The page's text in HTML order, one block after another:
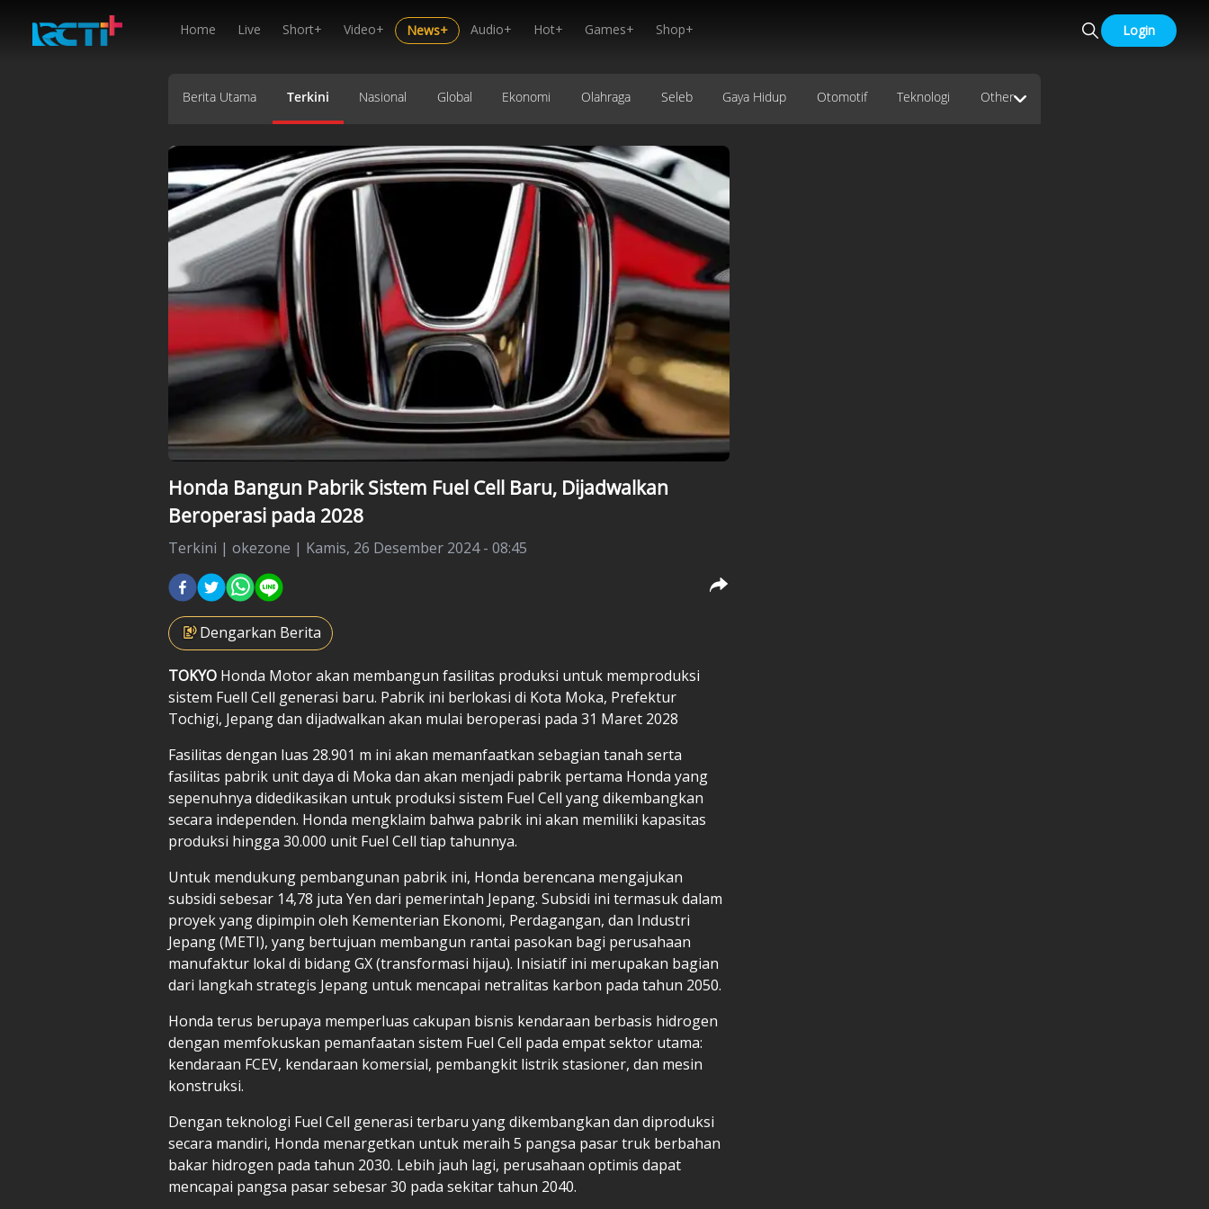
Home Live Short+ Video+ News+ Audio+ Hot+ Games+ Shop+ Login
Berita Utama Terkini Nasional Global Ekonomi Olahraga Seleb Gaya Hidup Otomotif Teknologi Other
Honda Bangun Pabrik Sistem Fuel Cell Baru, Dijadwalkan
Beroperasi pada 2028
Terkini | okezone | Kamis, 26 Desember 2024 - 08:45
Dengarkan Berita
TOKYO Honda Motorakan membangun fasilitas produksi untuk memproduksi
sistem Fuell Cell generasi baru. Pabrik ini berlokasi di Kota Moka, Prefektur
Tochigi, Jepang dan dijadwalkan akan mulai beroperasi pada 31 Maret 2028
Fasilitas dengan luas 28.901 m ini akan memanfaatkan sebagian tanah serta
fasilitas pabrik unit daya di Moka dan akan menjadi pabrik pertama Honda yang
sepenuhnya didedikasikan untuk produksi sistem Fuel Cell yang dikembangkan
secara independen. Honda mengklaim bahwa pabrik ini akan memiliki kapasitas
produksi hingga 30.000 unit Fuel Cell tiap tahunnya.
Untuk mendukung pembangunan pabrik ini, Honda berencana mengajukan
subsidi sebesar 14,78 juta Yen dari pemerintah Jepang. Subsidi ini termasuk dalam
proyek yang dipimpin oleh Kementerian Ekonomi, Perdagangan, dan Industri
Jepang (METI), yang bertujuan membangun rantai pasokan bagi perusahaan
manufaktur lokal di bidang GX (transformasi hijau). Inisiatif ini merupakan bagian
dari langkah strategis Jepang untuk mencapai netralitas karbon pada tahun 2050.
Honda terus berupaya memperluas cakupan bisnis kendaraan berbasis hidrogen
dengan memfokuskan pemanfaatan sistem Fuel Cell pada empat sektor utama:
kendaraan FCEV, kendaraan komersial, pembangkit listrik stasioner, dan mesin
konstruksi.
Dengan teknologi Fuel Cell generasi terbaru yang dikembangkan dan diproduksi
secara mandiri, Honda menargetkan untuk meraih 5 pangsa pasar truk berbahan
bakar hidrogen pada tahun 2030. Lebih jauh lagi, perusahaan optimis dapat
mencapai pangsa pasar sebesar 30 pada sekitar tahun 2040.